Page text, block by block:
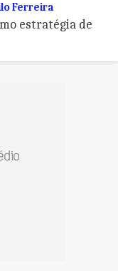
Ferreira
estratégia de